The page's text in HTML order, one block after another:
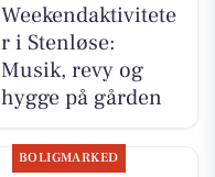
Weekendaktivitete
r i Stenløse:
Musik, revy og
hygge på gården
BOLIGMARKED